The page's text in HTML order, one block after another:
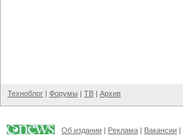
Техноблог | Форумы | ТВ | Архив
Об издании | Реклама | Вакансии |